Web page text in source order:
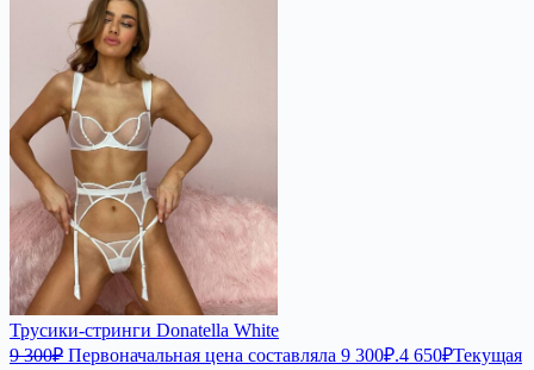
Трусики-стринги Donatella White
9 300₽ Первоначальная цена составляла 9 300₽.4 650₽Текущая